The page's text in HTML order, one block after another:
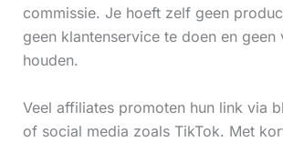
commissie. Je hoeft zelf geen
geen klantenservice te doen en geen
houden.
Veel affiliates promoten hun link via
of social media zoals TikTok. Met